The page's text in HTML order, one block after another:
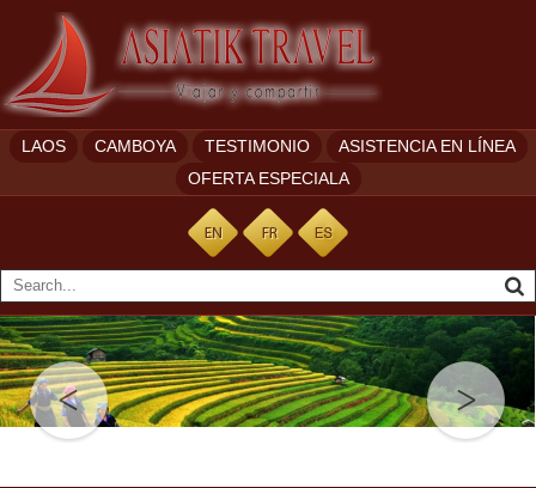
LAOS CAMBOYA TESTIMONIO
ASISTENCIA EN LÍNEA
OFERTA ESPECIALA